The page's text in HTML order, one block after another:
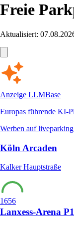
Freie
Aktualisiert:
Anzeige LLMBase
Europas führende KI-
Werben auf
Köln Arcaden
Kalker Hauptstraße
1656
Lanxess-Arena P1